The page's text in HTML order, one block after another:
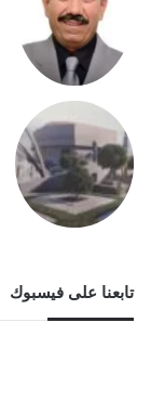
تابعنا على فيسبوك